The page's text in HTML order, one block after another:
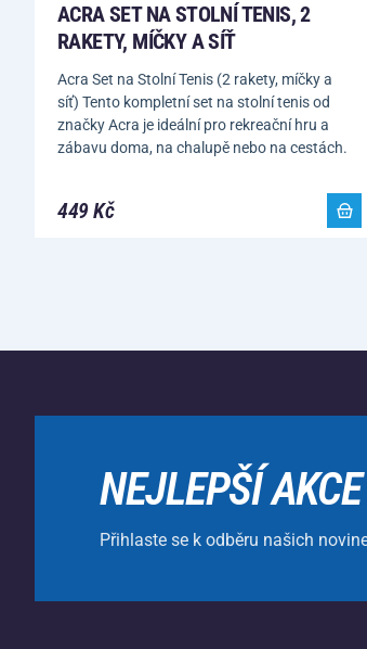
ACRA SET NA STOLNÍ TENIS, 2
RAKETY, MÍČKY A SÍŤ
Acra Set na Stolní Tenis (2 rakety, míčky a
síť) Tento kompletní set na stolní tenis od
značky Acra je ideální pro rekreační hru a
zábavu doma, na chalupě nebo na cestách.
449 Kč
NEJLEPŠÍ
Přihlaste se k odběru našich